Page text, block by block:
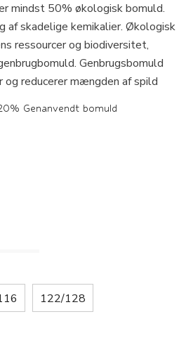
mindst 50% økologisk bomuld.
af skadelige kemikalier. Økologisk
ressourcer og biodiversitet,
Genbrugsbomuld
og reducerer mængden af spild
Genanvendt bomuld
122/128